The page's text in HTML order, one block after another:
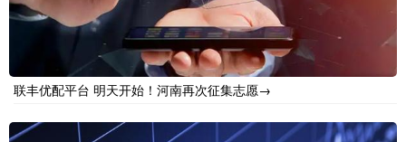
联丰优配平台 明天开始！河南再次征集志愿→